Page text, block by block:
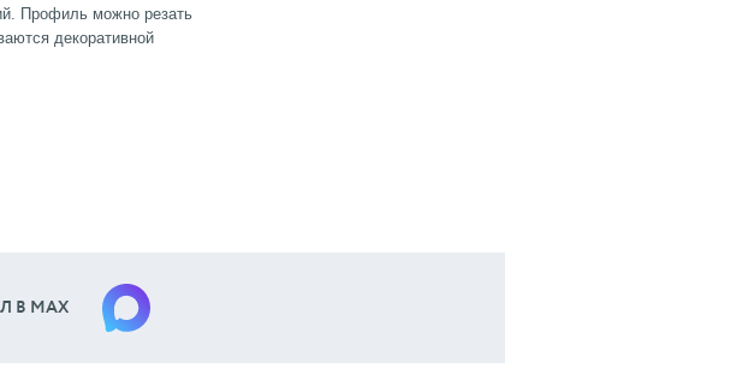
Профиль можно резать
декоративной
В МАХ